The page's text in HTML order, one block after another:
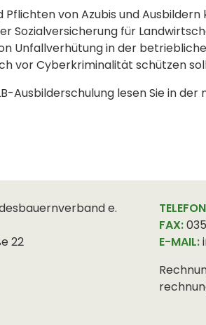
Pflichten von Azubis und
Sozialversicherung für
Unfallverhütung in der
vor Cyberkriminalität schützen
Ausbilderschulung lesen Sie in
e.
22
FAX:
E-MAIL: